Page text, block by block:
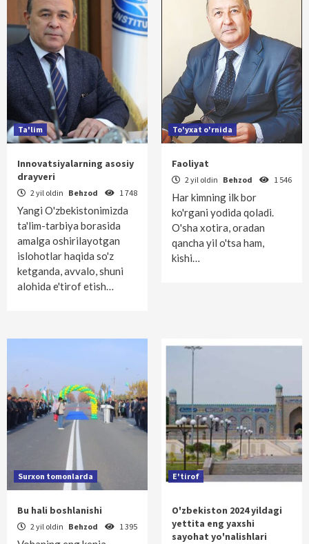
Ta'lim
Innovatsiyalarning asosiy
drayveri
2 yil oldin Behzod 1 748
Yangi O'zbekistonimizda
ta'lim-tarbiya borasida
amalga oshirilayotgan
islohotlar haqida so'z
ketganda, avvalo, shuni
alohida e'tirof etish…
To'yxat o'rnida
Faoliyat
2 yil oldin Behzod 1 546
Har kimning ilk bor
ko'rgani yodida qoladi.
O'sha xotira, oradan
qancha yil o'tsa ham,
kishi…
Surxon tomonlarda
Bu hali boshlanishi
2 yil oldin Behzod 1 395
E'tirof
O'zbekiston 2024 yildagi
yettita eng yaxshi
sayohat yo'nalishlari